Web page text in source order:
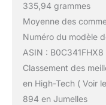
335,94 grammes
Moyenne des
Numéro du modèle
ASIN : B0C341FHX8
Classement des
en High-Tech ( Voir
894 en Jumelles